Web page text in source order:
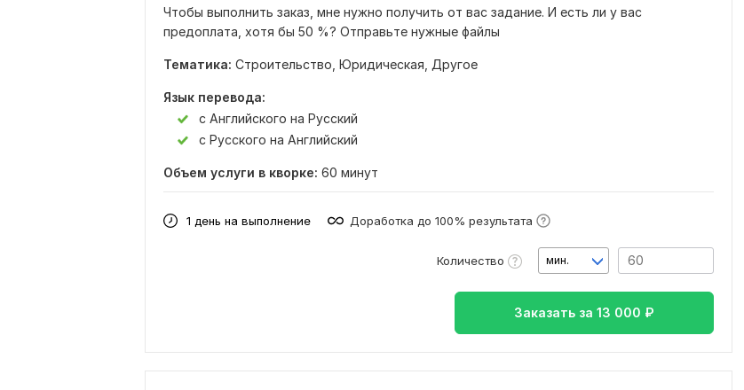
Чтобы выполнить заказ, мне нужно получить от вас задание. И есть ли у вас
предоплата, хотя бы 50 %? Отправьте нужные файлы
Тематика: Строительство, Юридическая, Другое
Язык перевода:
с Английского на Русский
с Русского на Английский
Объем услуги в кворке: 60 минут
1 день на выполнение Доработка до 100% результата
Количество мин.
Заказать за 13 000 ₽